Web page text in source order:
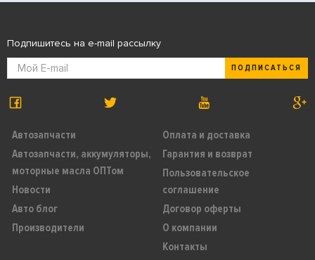
Автозапчасти
Автозапчасти, аккумуляторы,
моторные масла ОПТом
Новости
Авто блог
Производители
Оплата и доставка
Гарантия и возврат
Пользовательское
соглашение
Договор оферты
О компании
Контакты
Подпишитесь на e-mail рассылку
ПОДПИСАТЬСЯ